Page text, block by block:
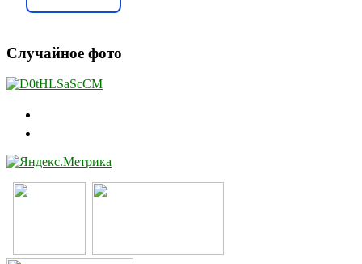
Случайное фото